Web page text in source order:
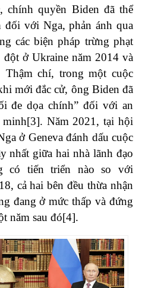
chính quyền Biden đã thể
đối với Nga, phản ánh qua
các biện pháp trừng phạt
ở Ukraine năm 2014 và
Thậm chí, trong một cuộc
mới đắc cử, ông Biden đã
đe dọa chính” đối với an
Năm 2021, tại hội
ở Geneva đánh dấu cuộc
nhất giữa hai nhà lãnh đạo
có tiến triển nào so với
cả hai bên đều thừa nhận
đang ở mức thấp và đứng
năm sau đó[4].